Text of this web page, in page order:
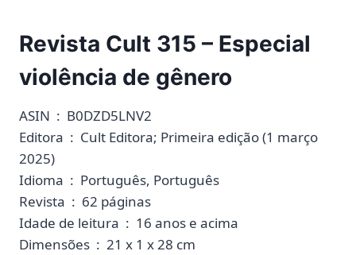
Revista Cult 315 – Especial
violência de gênero
ASIN ‏ : ‎ B0DZD5LNV2
Editora ‏ : ‎ Cult Editora; Primeira edição (1 março
2025)
Idioma ‏ : ‎ Português, Português
Revista ‏ : ‎ 62 páginas
Idade de leitura ‏ : ‎ 16 anos e acima
Dimensões ‏ : ‎ 21 x 1 x 28 cm